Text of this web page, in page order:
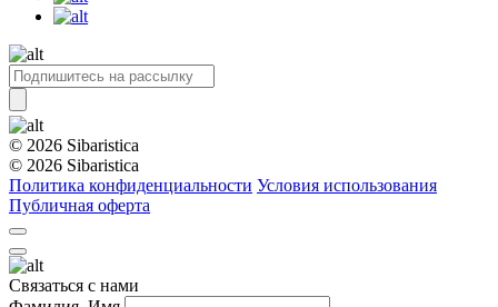
© 2026 Sibaristica
© 2026 Sibaristica
Политика конфиденциальности Условия использования
Публичная оферта
Связаться с нами